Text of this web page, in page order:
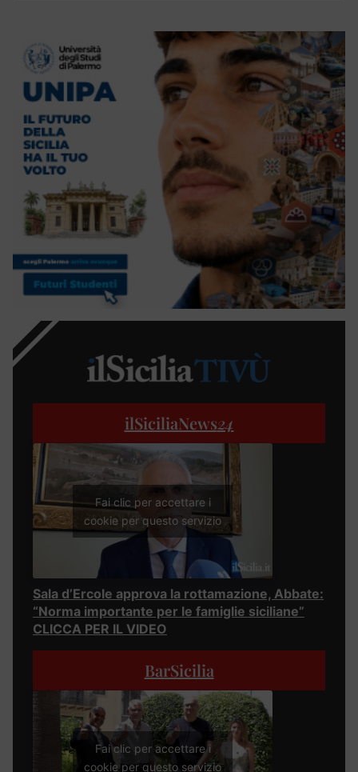
ilSiciliaNews24
Fai clic per accettare i
cookie per questo servizio
Sala d’Ercole approva la rottamazione, Abbate:
“Norma importante per le famiglie siciliane”
CLICCA PER IL VIDEO
BarSicilia
Fai clic per accettare i
cookie per questo servizio